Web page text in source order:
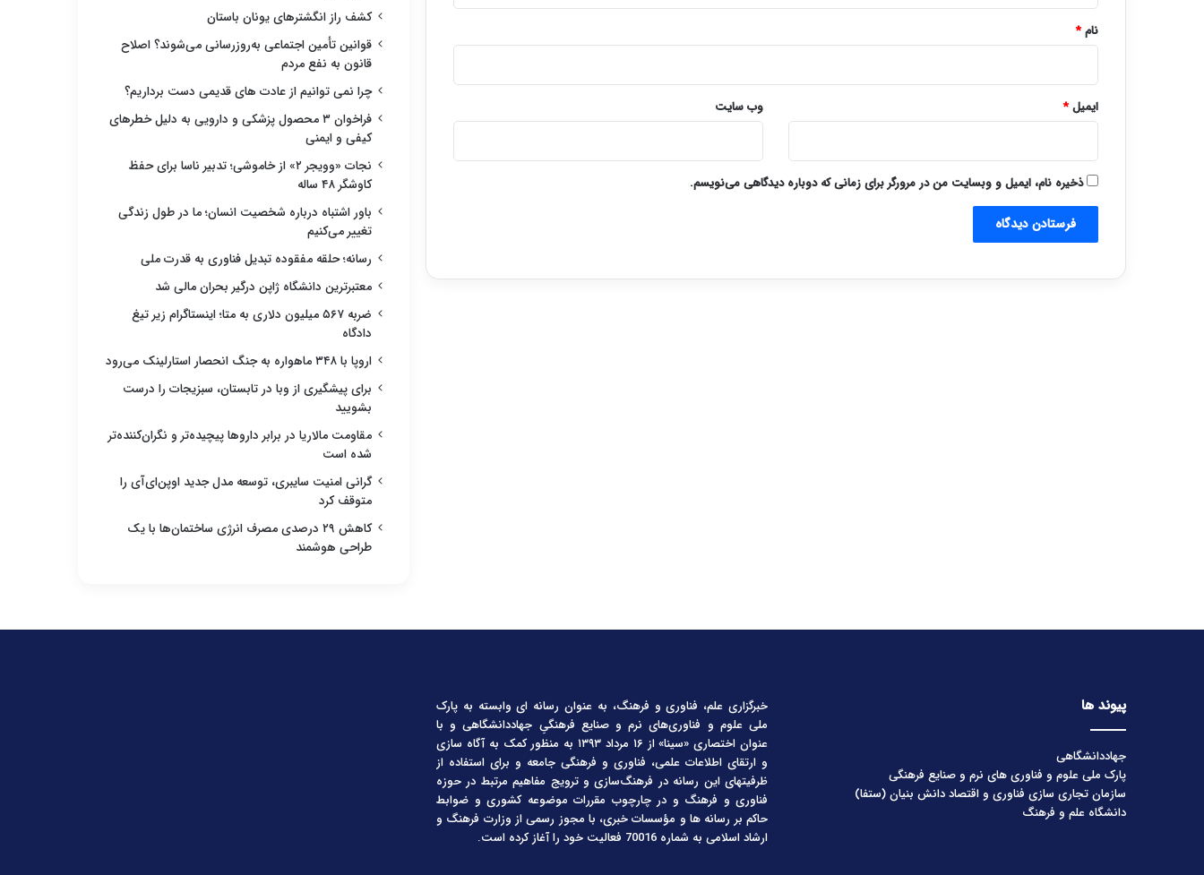
نام*
ایمیل* وب‌ سایت
ذخیره نام، ایمیل و وبسایت من در مرورگر برای زمانی که دوباره دیدگاهی می‌نویسم.
کشف راز انگشترهای یونان باستان
قوانین تأمین اجتماعی به‌روزرسانی می‌شوند؟ اصلاح
قانون به نفع مردم
چرا نمی توانیم از عادت های قدیمی دست برداریم؟
فراخوان ۳ محصول پزشکی و دارویی به دلیل خطرهای
کیفی و ایمنی
نجات «وویجر ۲» از خاموشی؛ تدبیر ناسا برای حفظ
کاوشگر ۴۸ ساله
باور اشتباه درباره شخصیت انسان؛ ما در طول زندگی
تغییر می‌کنیم
رسانه؛ حلقه مفقوده تبدیل فناوری به قدرت ملی
معتبرترین دانشگاه ژاپن درگیر بحران مالی شد
ضربه ۵۶۷ میلیون دلاری به متا؛ اینستاگرام زیر تیغ
دادگاه
اروپا با ۳۴۸ ماهواره به جنگ انحصار استارلینک می‌رود
برای پیشگیری از وبا در تابستان، سبزیجات را درست
بشویید
مقاومت مالاریا در برابر داروها پیچیده‌تر و نگران‌کننده‌تر
شده است
گرانی امنیت سایبری، توسعه مدل جدید اوپن‌ای‌آی را
متوقف کرد
کاهش ۲۹ درصدی مصرف انرژی ساختمان‌ها با یک
طراحی هوشمند
پیوند ها
جهاددانشگاهی
پارک ملی علوم و فناوری های نرم و صنایع فرهنگی
سازمان تجاری سازی فناوری و اقتصاد دانش بنیان (ستفا)
دانشگاه علم و فرهنگ
خبرگزاری علم، فناوری و فرهنگ، به عنوان رسانه ای وابسته به پارک
ملی علوم و فناوری‌های نرم و صنایع فرهنگیِ جهاددانشگاهی و با
عنوان اختصاری «سینا» از ۱۶ مرداد ۱۳۹۳ به منظور کمک به آگاه سازی
و ارتقای اطلاعات علمی، فناوری و فرهنگی جامعه و برای استفاده از
ظرفیتهای این رسانه در فرهنگ‌سازی و ترویج مفاهیم مرتبط در حوزه
فناوری و فرهنگ و در چارچوب مقررات موضوعه کشوری و ضوابط
حاکم بر رسانه ها و مؤسسات خبری، با مجوز رسمی از وزارت فرهنگ و
ارشاد اسلامی به شماره 70016 فعالیت خود را آغاز کرده است.